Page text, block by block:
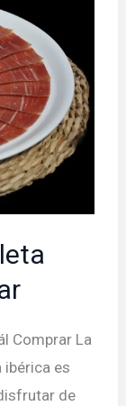
Comprar La
ibérica es
de